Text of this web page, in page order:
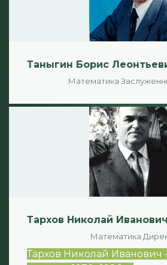
Таныгин Борис
Математика
Тархов Николай Иванович
Математика
Тархов Николай Иванович